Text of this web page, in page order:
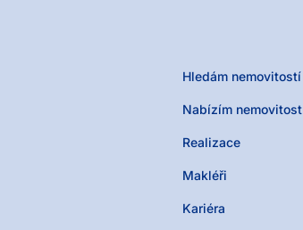
Hledám nemovitostí
Nabízím nemovitost
Realizace
Makléři
Kariéra